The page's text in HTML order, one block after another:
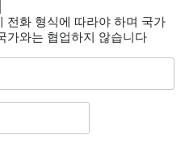
전화 형식에 따라야 하며 국가
가와는 협업하지 않습니다